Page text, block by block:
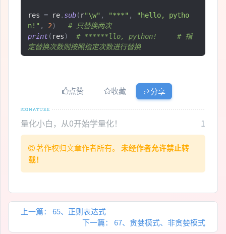
res = re. sub( r"\w" , "***" ,
"hello, pytho
n!" , 2)
# 只替换两次
print( res)
# ******llo, python!     # 指
定替换次数则按照指定次数进行替换
点赞 收藏 分享
量化小白，从0开始学量化！ 1
著作权归文章作者所有。 未经作者允许禁止转
载！
上一篇：
65、正则表达式
下一篇：
67、贪婪模式、非贪婪模式